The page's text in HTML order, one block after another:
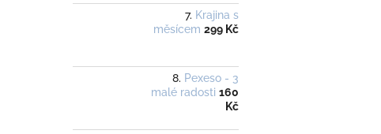
Krajina s
měsícem 299 Kč
Pexeso - 3
malé radosti 160
Kč